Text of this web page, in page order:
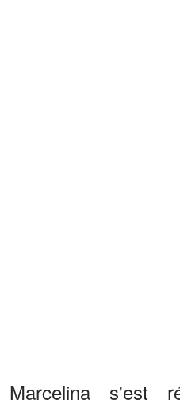
Marcelina s'est